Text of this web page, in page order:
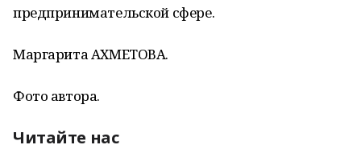
предпринимательской сфере.
Маргарита АХМЕТОВА.
Фото автора.
Читайте нас